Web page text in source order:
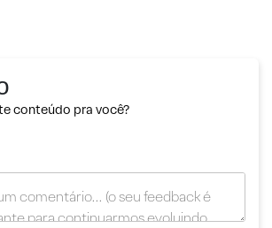
conteúdo pra você?